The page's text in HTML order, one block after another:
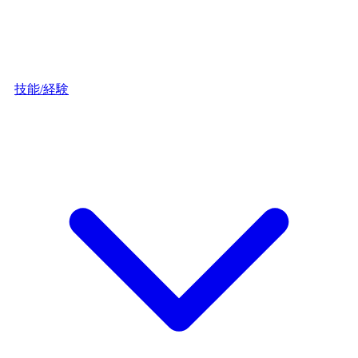
技能/経験